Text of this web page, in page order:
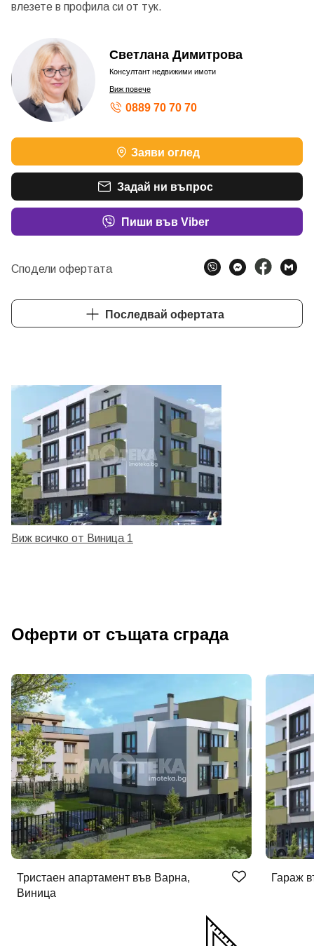
влезете в профила си от тук.
Светлана Димитрова
Консултант недвижими имоти
Виж повече
0889 70 70 70
Заяви оглед
Задай ни въпрос
Пиши във Viber
Сподели офертата
Последвай офертата
Виж всичко от Виница 1
Оферти от същата сграда
Тристаен апартамент във Варна,
Виница
Гараж